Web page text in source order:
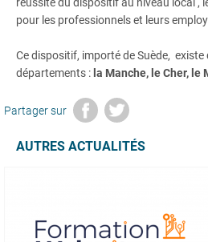
pour les professionnels et leurs
Ce dispositif, importé de Suède,
départements : la Manche, le Cher, le
Partager sur
AUTRES ACTUALITÉS